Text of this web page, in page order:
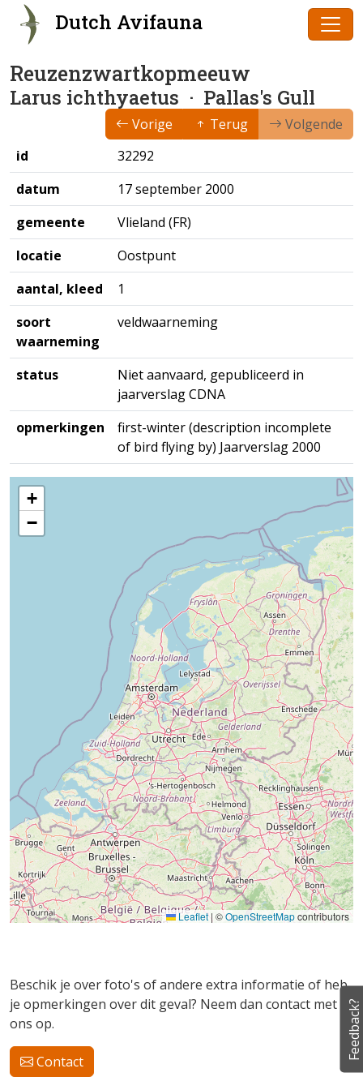
Dutch Avifauna
Reuzenzwartkopmeeuw
Larus ichthyaetus · Pallas's Gull
Vorige Terug
Volgende
id
32292
datum
17 september 2000
gemeente
Vlieland (FR)
locatie
Oostpunt
aantal, kleed
1
soort
waarneming
veldwaarneming
status
Niet aanvaard, gepubliceerd in
jaarverslag CDNA
opmerkingen
first-winter (description incomplete
of bird flying by) Jaarverslag 2000
+
−
Leaflet| ©OpenStreetMapcontributors
Beschik je over foto's of andere extra informatie of heb
je opmerkingen over dit geval? Neem dan contact met
ons op.
Contact
Feedback?